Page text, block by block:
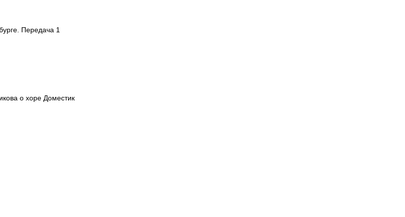
Передача 1
о хоре Доместик